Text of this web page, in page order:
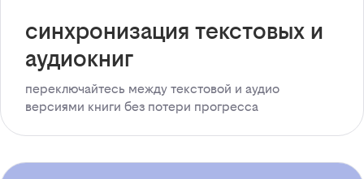
синхронизация текстовых и
аудиокниг
переключайтесь между текстовой и аудио
версиями книги без потери прогресса